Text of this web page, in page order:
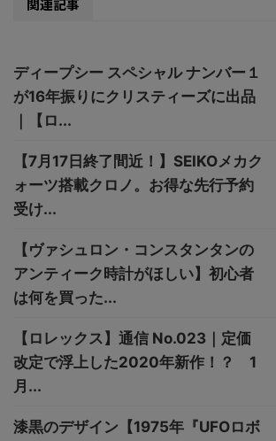
関連記事
ディープシー スペシャル ナンバー１
が16年振りにクリスティーズに出品
｜【ロ...
【7月17日終了間近！】SEIKOメカク
ォーツ搭載クロノ。お得な先行予約
受け...
【ヴァシュロン・コンスタンタンの
アンティーク時計がほしい】初心者
は何を買った...
【ロレックス】通信 No.023｜定価
改定で浮上した2020年新作！？ 1
月...
漆黒のデザイン【1975年『UFOロボ